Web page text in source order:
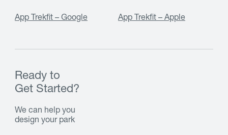
App Trekfit – Google App Trekfit – Apple
Ready to
Get Started?
We can help you
design your park